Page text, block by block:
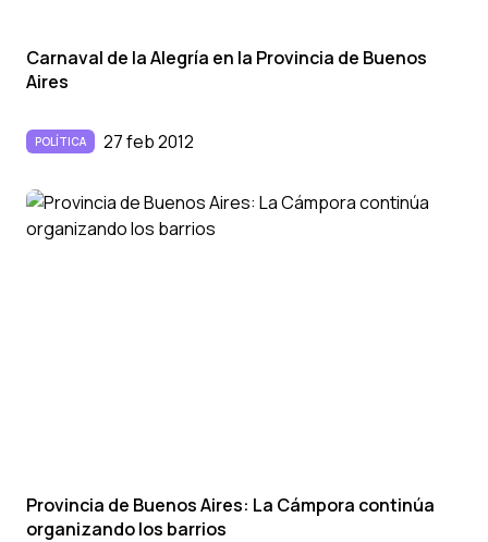
Carnaval de la Alegrí­a en la Provincia de Buenos
Aires
POLÍTICA 27 feb 2012
Provincia de Buenos Aires: La Cámpora continúa
organizando los barrios